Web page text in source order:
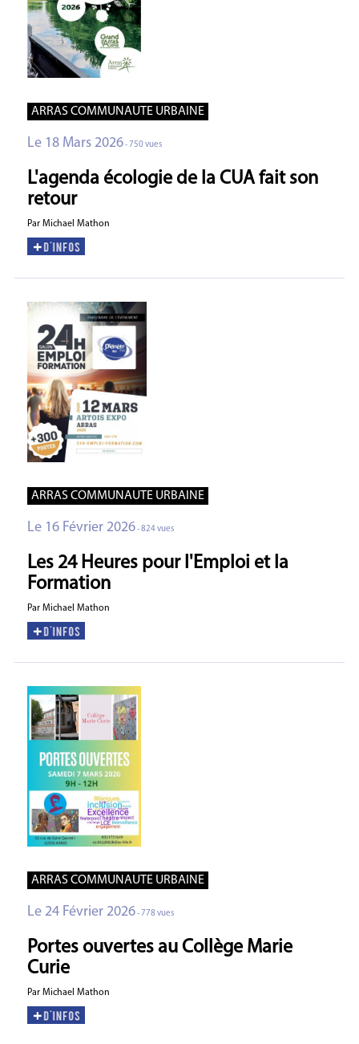
ARRAS COMMUNAUTE URBAINE
Le 18 Mars 2026- 750 vues
L'agenda écologie de la CUA fait son
retour
Par Michael Mathon
ARRAS COMMUNAUTE URBAINE
Le 16 Février 2026- 824 vues
Les 24 Heures pour l'Emploi et la
Formation
Par Michael Mathon
ARRAS COMMUNAUTE URBAINE
Le 24 Février 2026- 778 vues
Portes ouvertes au Collège Marie
Curie
Par Michael Mathon